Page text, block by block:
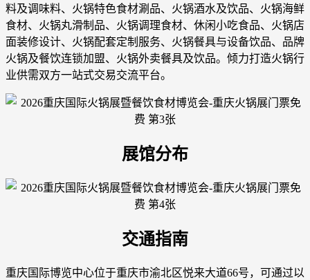
料及调味料、火锅特色食材涮品、火锅酒水及饮品、火锅海鲜
食材、火锅丸滑制品、火锅调理食材、休闲小吃食品、火锅店
面装修设计、火锅配套定制服务、火锅餐具与设备饮品、品牌
火锅及餐饮连锁加盟、火锅外卖餐具及饮品。倾力打造火锅行
业供需双方一站式交易交流平台。
展馆分布
交通指南
重庆国际博览中心位于重庆市渝北区悦来大道66号，可通过以